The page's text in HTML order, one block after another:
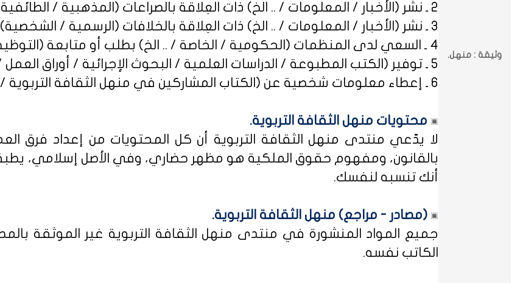
وثيقة : منهل.
2 ـ نشر (الأخبار / المعلومات / .. الخ) ذات العِلاقة بالصراعات (المذهبية / الطائفية / الحزبية / السياسية / .. الخ).
3 ـ نشر (الأخبار / المعلومات / .. الخ) ذات العِلاقة بالخلافات (الرسمية / الشخصية) مع المنظمات (الحكومية / الخاصة / .. الخ).
4 ـ السعي لدى المنظمات (الحكومية / الخاصة / .. الخ) بطلب أو متابعة (التوظيف / الدراسة / البلاغات / الشكاوى / .. الخ).
5 ـ توفير (الكتب المطبوعة / الدراسات العلمية / البحوث الإجرائية / أوراق العمل / الوثائق / التشريعات / الملخصات / .. الخ).
6 ـ إعطاء معلومات شخصية عن (الكتاب المشاركين في منهل الثقافة التربوية / المسؤولين في مختلف المنظمات / .. الخ).
محتويات منهل الثقافة التربوية.
لا يدّعي منتدى منهل الثقافة التربوية أن كل المحتويات من إعداد فرق
بالقانون، ومفهوم حقوق الملكية هو مظهر حضاري، وفي الأصل إسلامي،
أنك تنسبه لنفسك.
(مصادر - مراجع) منهل الثقافة التربوية.
جميع المواد المنشورة في منتدى منهل الثقافة التربوية غير الموثقة
الكاتب نفسه.